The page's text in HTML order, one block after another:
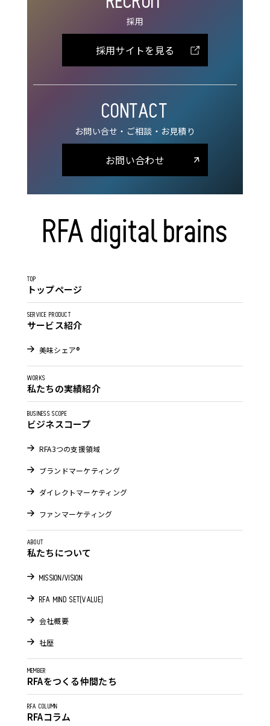
採用
採用サイトを見る
CONTACT
お問い合せ・ご相談・お見積り
お問い合わせ
TOP
トップページ
WORKS
私たちの実績紹介
SERVICE PRODUCT
サービス紹介
美味シェア®
BUSINESS SCOPE
ビジネスコープ
RFA3つの支援領域
ブランドマーケティング
ダイレクトマーケティング
ファンマーケティング
ABOUT
私たちについて
MISSION/VISION
RFA MIND SET(VALUE)
会社概要
社歴
MEMBER
RFAをつくる仲間たち
RFA COLUMN
RFAコラム